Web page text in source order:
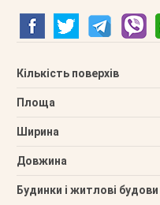
Кількість поверхів
Площа
Ширина
Довжина
Будинки і житлові будови